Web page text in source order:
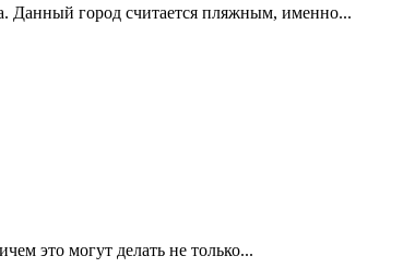
Данный город считается пляжным, именно...
это могут делать не только...